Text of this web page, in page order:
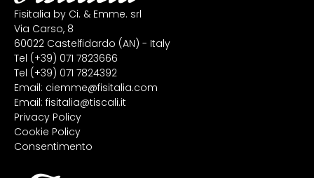
Fisitalia by Ci. & Emme. srl
Via Carso, 8
60022 Castelfidardo (AN) - Italy
Tel (+39) 071 7823666
Tel (+39) 071 7824392
Email: ciemme@fisitalia.com
Email: fisitalia@tiscali.it
Privacy Policy
Cookie Policy
Consentimento